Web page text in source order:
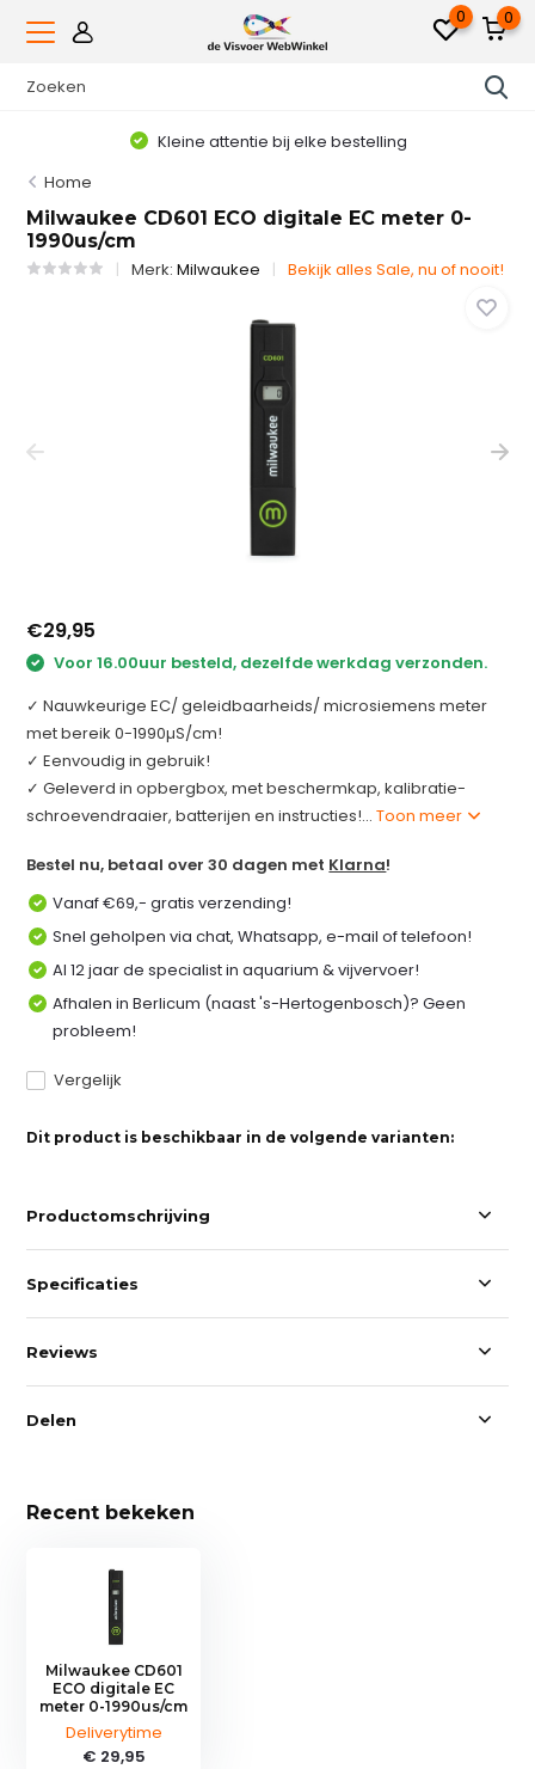
0 0
Kleine attentie bij elke bestelling
Home
Milwaukee CD601 ECO digitale EC meter 0-
1990us/cm
Merk:Milwaukee Bekijk alles Sale, nu of nooit!
€29,95
Voor 16.00uur besteld, dezelfde werkdag verzonden.
✓ Nauwkeurige EC/ geleidbaarheids/ microsiemens meter
met bereik 0-1990µS/cm!
✓ Eenvoudig in gebruik!
✓ Geleverd in opbergbox, met beschermkap, kalibratie-
schroevendraaier, batterijen en instructies!...Toon meer
Bestel nu, betaal over 30 dagen met Klarna!
Vanaf €69,- gratis verzending!
Snel geholpen via chat, Whatsapp, e-mail of telefoon!
Al 12 jaar de specialist in aquarium & vijvervoer!
Afhalen in Berlicum (naast 's-Hertogenbosch)? Geen
probleem!
Vergelijk
Dit product is beschikbaar in de volgende varianten:
Productomschrijving
Specificaties
Reviews
Delen
Recent bekeken
Milwaukee CD601
ECO digitale EC
meter 0-1990us/cm
Deliverytime
€ 29,95